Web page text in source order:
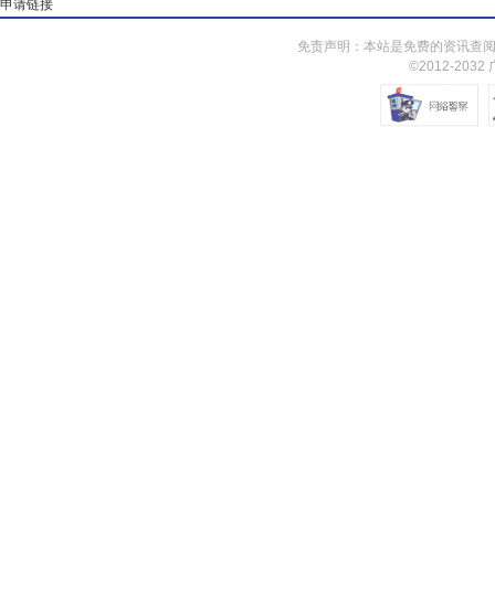
申请链接
免责声明：本站是免费的资讯查
©2012-2032